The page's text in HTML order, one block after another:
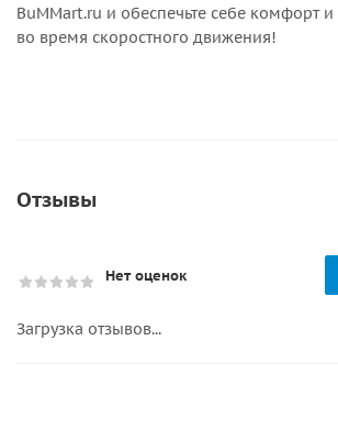
BuMMart.ru и обеспечьте себе комфорт и
во время скоростного движения!
Отзывы
Нет оценок
Загрузка отзывов...